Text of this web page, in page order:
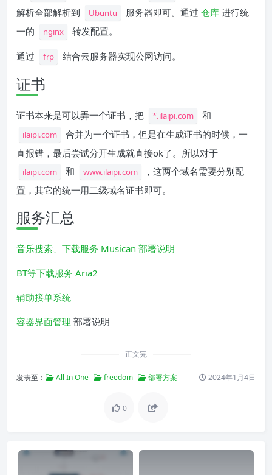
解析全部解析到
Ubuntu 服务器即可。通过 仓库 进行统
一的
nginx 转发配置。
通过 frp 结合云服务器实现公网访问。
证书
证书本来是可以弄一个证书，把 *.ilaipi.com 和
ilaipi.com
合并为一个证书，但是在生成证书的时候，一
直报错，最后尝试分开生成就直接ok了。所以对于
ilaipi.com 和 www.ilaipi.com
，这两个域名需要分别配
置，其它的统一用二级域名证书即可。
服务汇总
音乐搜索、下载服务 Musican 部署说明
BT等下载服务 Aria2
辅助接单系统
容器界面管理 部署说明
正文完
发表至： All In One freedom 部署方案 2024年1月4日
0